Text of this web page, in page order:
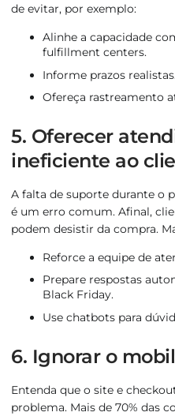
de evitar, por exemplo:
Alinhe a capacidade
fulfillment centers.
Informe prazos realistas.
Ofereça rastreamento
5. Oferecer
ineficiente ao
A falta de suporte durante o
é um erro comum. Afinal,
podem desistir da compra.
Reforce a equipe de
Prepare respostas
Black Friday.
Use chatbots para
6. Ignorar o
Entenda que o site e
problema. Mais de 70% das